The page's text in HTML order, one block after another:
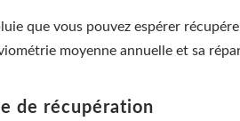
que vous pouvez espérer
moyenne annuelle et sa
de récupération